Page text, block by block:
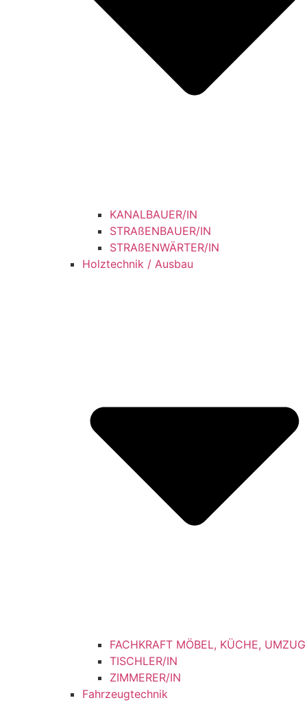
KANALBAUER/IN
STRAßENBAUER/IN
STRAßENWÄRTER/IN
Holztechnik / Ausbau
FACHKRAFT MÖBEL, KÜCHE, UMZUG
TISCHLER/IN
ZIMMERER/IN
Fahrzeugtechnik